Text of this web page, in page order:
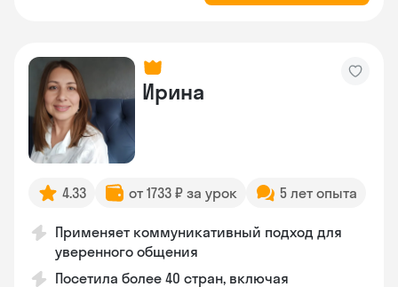
Ирина
4.33 от 1733 ₽ за урок 5 лет опыта
Применяет коммуникативный подход для
уверенного общения
Посетила более 40 стран, включая